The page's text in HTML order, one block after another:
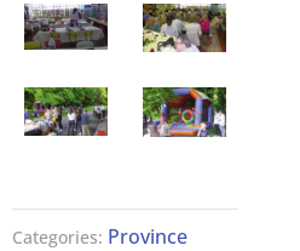
Categories: Province